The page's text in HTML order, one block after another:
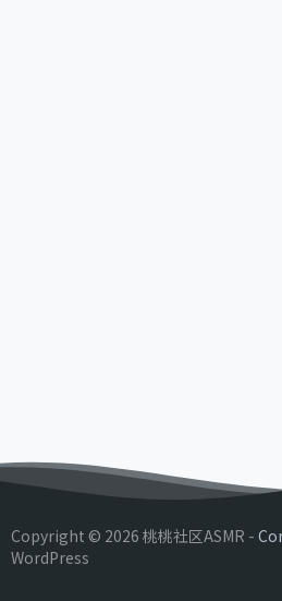
Copyright © 2026 桃桃社区ASMR -
WordPress